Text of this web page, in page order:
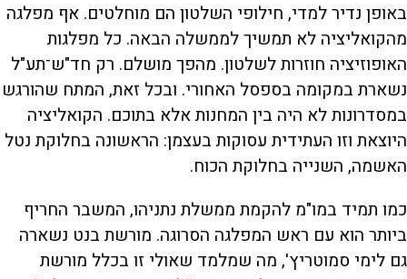
באופן נדיר למדי, חילופי השלטון הם מוחלטים. אף מפלגה
מהקואליציה לא תמשיך לממשלה הבאה. כל מפלגות
האופוזיציה חוזרות לשלטון. מהפך מושלם. רק חד"ש־תע"ל
נשארת במקומה בספסל האחורי. ובכל זאת, המתח שהורגש
במסדרונות לא היה בין המחנות אלא בתוכם. הקואליציה
היוצאת וזו העתידית עסוקות בעצמן: הראשונה בחלוקת נטל
האשמה, השנייה בחלוקת הכוח.
כמו תמיד במו"מ להקמת ממשלת נתניהו, המשבר החריף
ביותר הוא עם ראש המפלגה הסרוגה. מורשת בנט נשארה
גם לימי סמוטריץ', מה שמלמד שאולי זו בכלל מורשת